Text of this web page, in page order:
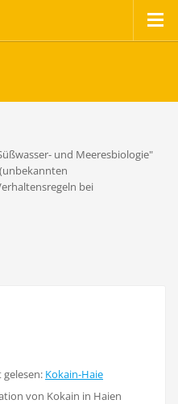
und Meeresbiologie"
bei
Kokain-Haie
von Kokain in Haien